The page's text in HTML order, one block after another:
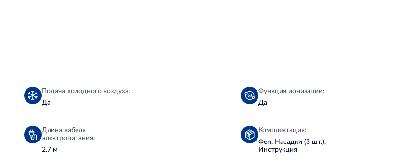
Подача холодного воздуха:
Да
Функция ионизации:
Да
Длина кабеля
электропитания:
2.7 м
Комплектация:
Фен, Насадки (3 шт.),
Инструкция